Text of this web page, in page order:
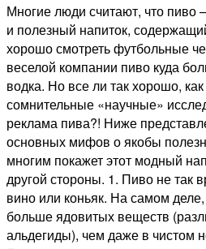
Многие люди считают, что пиво
и полезный напиток,
хорошо смотреть футбольные
веселой компании пиво куда
водка. Но все ли так хорошо,
сомнительные «научные»
реклама пива?! Ниже
основных мифов о якобы
многим покажет этот модный
другой стороны. 1. Пиво не так
вино или коньяк. На самом
больше ядовитых веществ
альдегиды), чем даже в чистом